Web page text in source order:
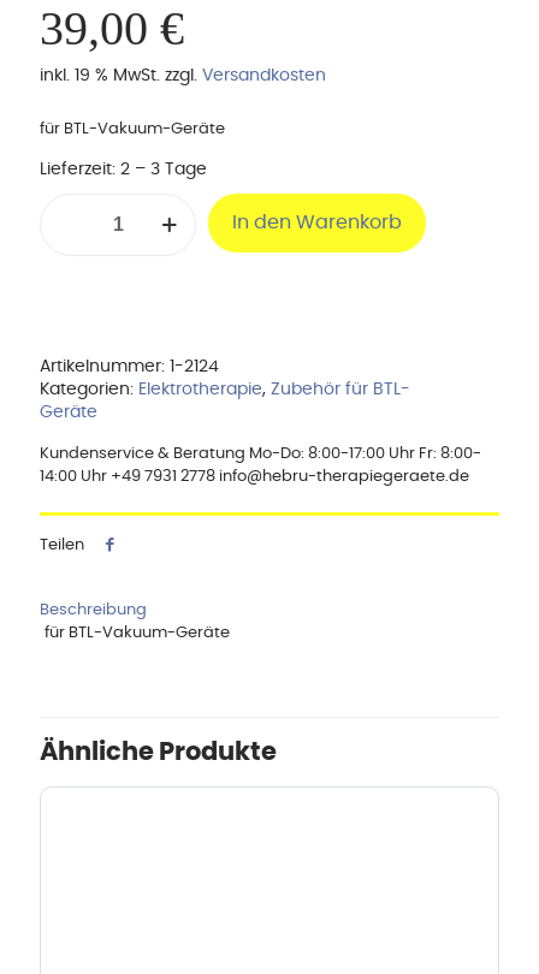
39,00 €
inkl. 19 % MwSt. zzgl. Versandkosten
für BTL-Vakuum-Geräte
Lieferzeit: 2 – 3 Tage
Menge
In den Warenkorb
Artikelnummer: 1-2124
Kategorien: Elektrotherapie, Zubehör für BTL-
Geräte
Kundenservice & Beratung Mo-Do: 8:00-17:00 Uhr Fr: 8:00-
14:00 Uhr +49 7931 2778 info@hebru-therapiegeraete.de
Teilen
Beschreibung
für BTL-Vakuum-Geräte
Ähnliche Produkte